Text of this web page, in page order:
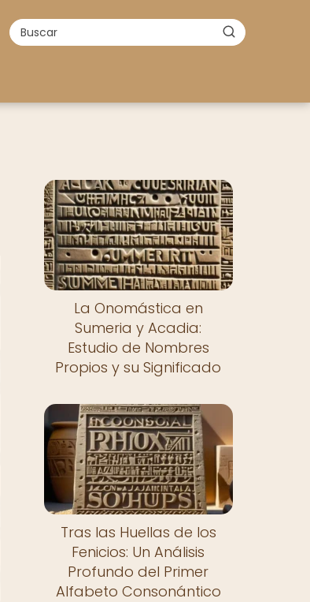
La Onomástica en
Sumeria y Acadia:
Estudio de Nombres
Propios y su Significado
Tras las Huellas de los
Fenicios: Un Análisis
Profundo del Primer
Alfabeto Consonántico